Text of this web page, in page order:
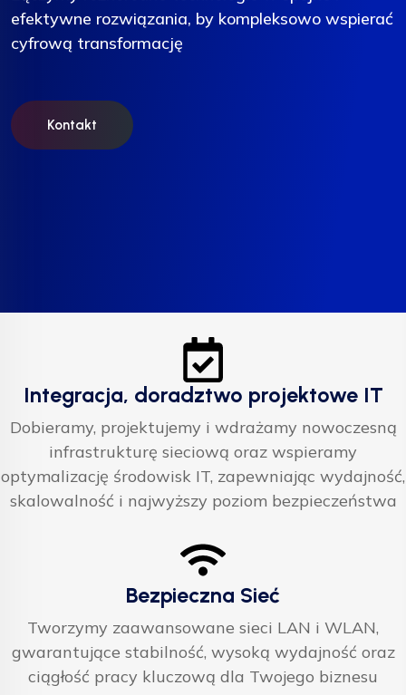
efektywne rozwiązania, by kompleksowo wspierać
cyfrową transformację
Kontakt
efektywne rozwiązania, by kompleksowo wspierać
cyfrową transformację
Kontakt
efektywne rozwiązania, by kompleksowo wspierać
cyfrową transformację
Kontakt
Integracja, doradztwo projektowe IT
Dobieramy, projektujemy i wdrażamy nowoczesną
infrastrukturę sieciową oraz wspieramy
optymalizację środowisk IT, zapewniając wydajność,
skalowalność i najwyższy poziom bezpieczeństwa
Bezpieczna Sieć
Tworzymy zaawansowane sieci LAN i WLAN,
gwarantujące stabilność, wysoką wydajność oraz
ciągłość pracy kluczową dla Twojego biznesu